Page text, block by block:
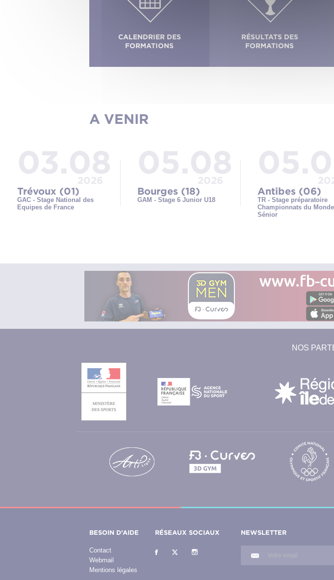
CALENDRIER DES
FORMATIONS
RÉSULTATS DES
FORMATIONS
A VENIR
Trévoux (01)
GAC - Stage National des
Equipes de France
Bourges (18)
GAM - Stage 6 Junior U18
Antibes (06)
TR - Stage préparatoire
Championnats du Monde
Sénior
NOS
BESOIN D’AIDE
Contact
Webmail
Mentions légales
RÉSEAUX SOCIAUX NEWSLETTER